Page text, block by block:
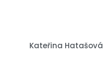
Kateřina Hatašová